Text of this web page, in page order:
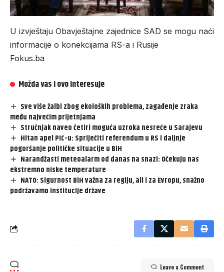
U izvještaju Obavještajne zajednice SAD se mogu naći
informacije o konekcijama RS-a i Rusije
Fokus.ba
Možda vas i ovo interesuje
Sve više žalbi zbog ekoloških problema, zagađenje zraka
među najvećim prijetnjama
Stručnjak naveo četiri moguća uzroka nesreće u Sarajevu
Hitan apel PIC-u: Spriječiti referendum u RS i daljnje
pogoršanje političke situacije u BiH
Narandžasti meteoalarm od danas na snazi: Očekuju nas
ekstremno niske temperature
NATO: Sigurnost BiH važna za regiju, ali i za Evropu, snažno
podržavamo institucije države
Leave a Comment